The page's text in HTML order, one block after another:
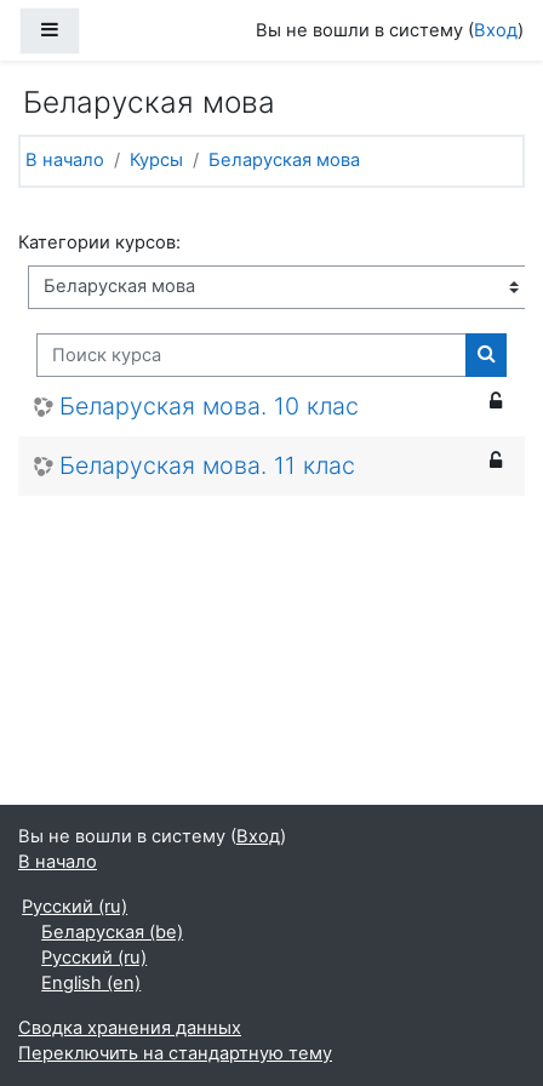
Вы не вошли в систему (Вход)
Беларуская мова
В начало Курсы Беларуская мова
Категории курсов:
Поиск курса
Поиск
Беларуская мова. 10 клас
Беларуская мова. 11 клас
Вы не вошли в систему (Вход)
В начало
Русский ‎(ru)‎
Беларуская ‎(be)‎
Русский ‎(ru)‎
English ‎(en)‎
Сводка хранения данных
Переключить на стандартную тему